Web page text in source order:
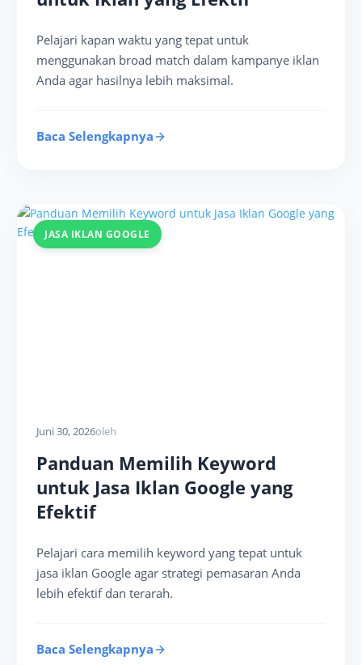
Pelajari kapan waktu yang tepat untuk
menggunakan broad match dalam kampanye iklan
Anda agar hasilnya lebih maksimal.
Baca Selengkapnya
JASA IKLAN GOOGLE
Juni 30, 2026oleh
Panduan Memilih Keyword
untuk Jasa Iklan Google yang
Efektif
Pelajari cara memilih keyword yang tepat untuk
jasa iklan Google agar strategi pemasaran Anda
lebih efektif dan terarah.
Baca Selengkapnya